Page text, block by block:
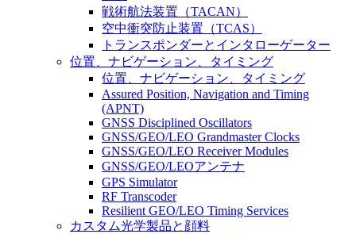
戦術航法装置（TACAN）
空中衝突防止装置（TCAS）
トランスポンダーとインタローゲーター
位置、ナビゲーション、タイミング
位置、ナビゲーション、タイミング
Assured Position, Navigation and Timing
(APNT)
GNSS Disciplined Oscillators
GNSS/GEO/LEO Grandmaster Clocks
GNSS/GEO/LEO Receiver Modules
GNSS/GEO/LEOアンテナ
GPS Simulator
RF Transcoder
Resilient GEO/LEO Timing Services
カスタム光学製品と顔料